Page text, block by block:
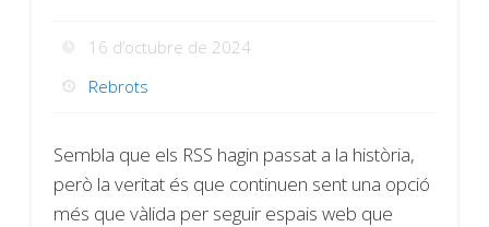
16 d’octubre de 2024
Rebrots
Sembla que els RSS hagin passat a la història,
però la veritat és que continuen sent una opció
més que vàlida per seguir espais web que